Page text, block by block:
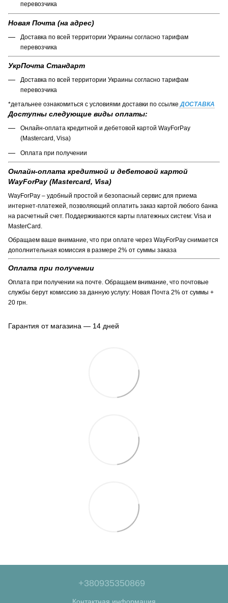
перевозчика
Новая Почта (на адрес)
Доставка по всей территории Украины согласно тарифам
перевозчика
УкрПочта Стандарт
Доставка по всей территории Украины согласно тарифам
перевозчика
*детальнее ознакомиться с условиями доставки по ссылке ДОСТАВКА
Доступны следующие виды оплаты:
Онлайн-оплата кредитной и дебетовой картой WayForPay
(Mastercard, Visa)
Оплата при получении
Онлайн-оплата кредитной и дебетовой картой
WayForPay (Mastercard, Visa)
WayForPay – удобный простой и безопасный сервис для приема
интернет-платежей, позволяющий оплатить заказ картой любого банка
на расчетный счет. Поддерживаются карты платежных систем: Visa и
MasterCard.
Обращаем ваше внимание, что при оплате через WayForPay снимается
дополнительная комиссия в размере 2% от суммы заказа
Оплата при получении
Оплата при получении на почте. Обращаем внимание, что почтовые
службы берут комиссию за данную услугу: Новая Почта 2% от суммы +
20 грн.
Гарантия от магазина — 14 дней
+380935350869